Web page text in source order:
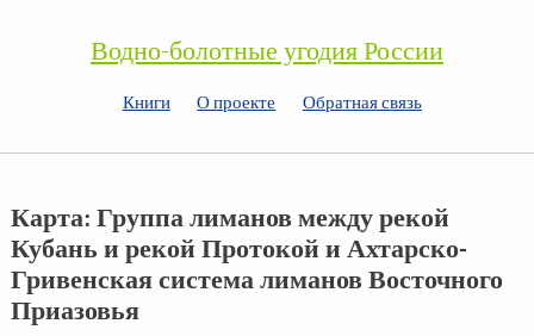
Водно-болотные угодия России
Книги О проекте Обратная связь
Карта: Группа лиманов между рекой
Кубань и рекой Протокой и Ахтарско-
Гривенская система лиманов Восточного
Приазовья